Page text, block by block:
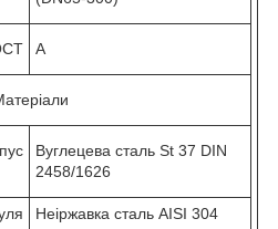
А
Вуглецева сталь St 37 DIN
2458/1626
Неіржавка сталь AISI 304